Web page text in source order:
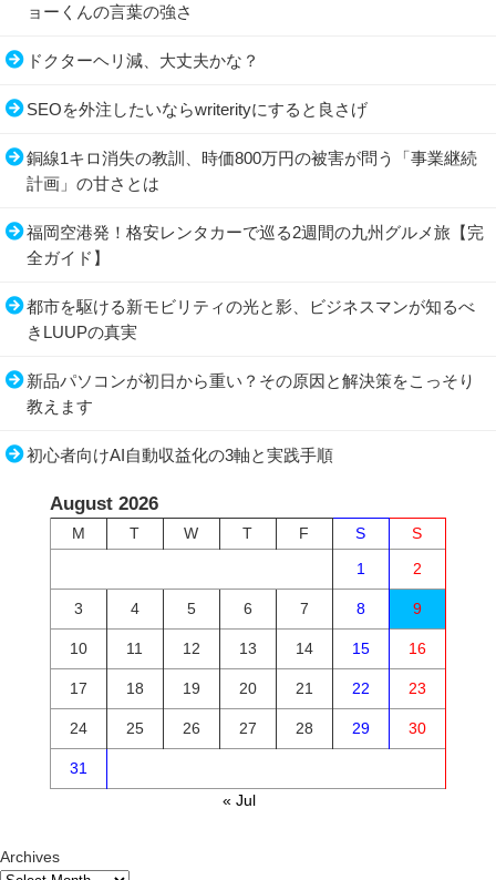
ョーくんの言葉の強さ
ドクターヘリ減、大丈夫かな？
SEOを外注したいならwriterityにすると良さげ
銅線1キロ消失の教訓、時価800万円の被害が問う「事業継続
計画」の甘さとは
福岡空港発！格安レンタカーで巡る2週間の九州グルメ旅【完
全ガイド】
都市を駆ける新モビリティの光と影、ビジネスマンが知るべ
きLUUPの真実
新品パソコンが初日から重い？その原因と解決策をこっそり
教えます
初心者向けAI自動収益化の3軸と実践手順
August 2026
M T W T F S
S
1
2
3 4 5 6 7 8 9
10 11 12 13 14 15 16
17 18 19 20 21 22 23
24 25 26 27 28 29 30
31
« Jul
Archives